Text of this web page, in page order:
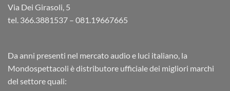
Via Dei Girasoli, 5
tel. 366.3881537 – 081.19667665
Da anni presenti nel mercato audio e luci italiano, la
Mondospettacoli è distributore ufficiale dei migliori marchi
del settore quali: